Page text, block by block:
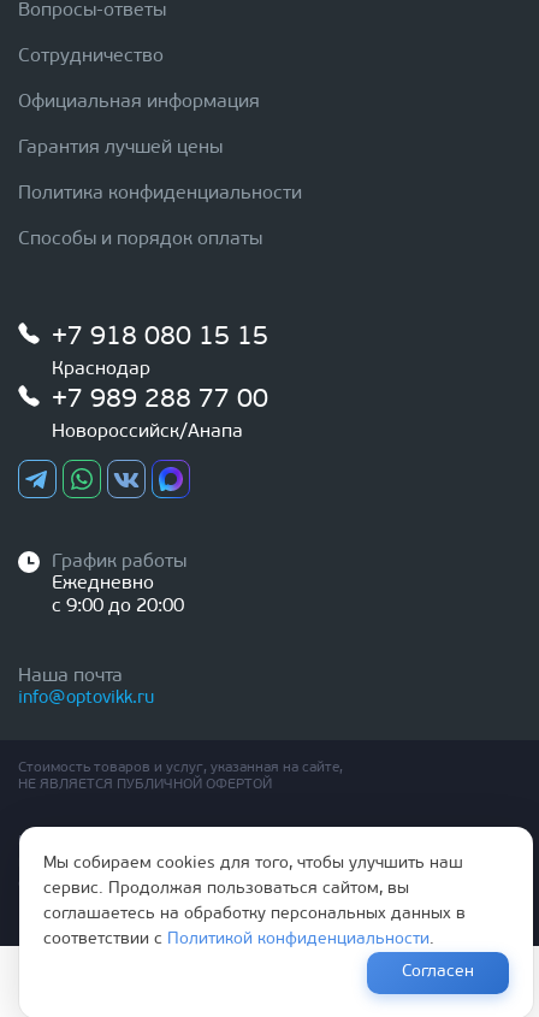
Вопросы-ответы
Сотрудничество
Официальная информация
Гарантия лучшей цены
Политика конфиденциальности
Способы и порядок оплаты
+7 918 080 15 15
Краснодар
+7 989 288 77 00
Новороссийск/Анапа
График работы
Ежедневно
с 9:00 до 20:00
Наша почта
info@optovikk.ru
Стоимость товаров и услуг, указанная на сайте,
НЕ ЯВЛЯЕТСЯ ПУБЛИЧНОЙ ОФЕРТОЙ
Правила эксплутации входных и межкомнатных дверей
Политика обработки персональных данных
Согласие на обработку персональных данных
Мы собираем cookies для того, чтобы улучшить наш
сервис. Продолжая пользоваться сайтом, вы
соглашаетесь на обработку персональных данных в
соответствии с
Политикой конфиденциальности.
Согласен